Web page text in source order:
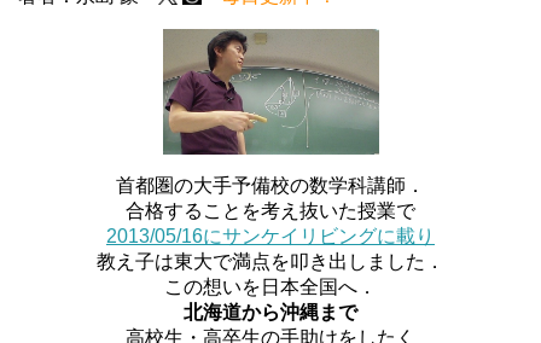
首都圏の大手予備校の数学科講師．
合格することを考え抜いた授業で
2013/05/16にサンケイリビングに載り
教え子は東大で満点を叩き出しました．
この想いを日本全国へ．
北海道から沖縄まで
高校生・高卒生の手助けをしたく